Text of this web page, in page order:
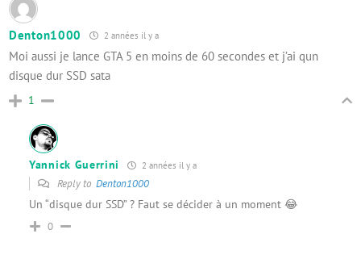
Denton1000 2 années il y a
Moi aussi je lance GTA 5 en moins de 60 secondes et j’ai qun
disque dur SSD sata
1
Yannick Guerrini 2 années il y a
Reply to Denton1000
Un “disque dur SSD” ? Faut se décider à un moment 😂
0